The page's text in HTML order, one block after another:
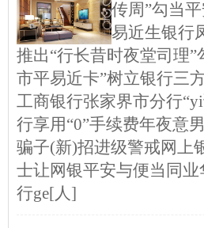
传周”勾当
易近生银行
推出“行长昔时夜堂司理
市平易近卡”树立银行三
工商银行张家界市分行
行享用“0”手续费年夜意
骗子(新)招进级警戒网上
士让网银平安与便当同
行ge[人]